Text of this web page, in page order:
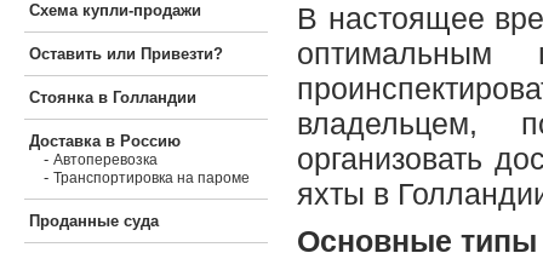
Схема купли-продажи
Оставить или Привезти?
Стоянка в Голландии
Доставка в Россию
- Автоперевозка
- Транспортировка на пароме
Проданные суда
В настоящее
владельцем,
организовать
яхты в
Основные типы